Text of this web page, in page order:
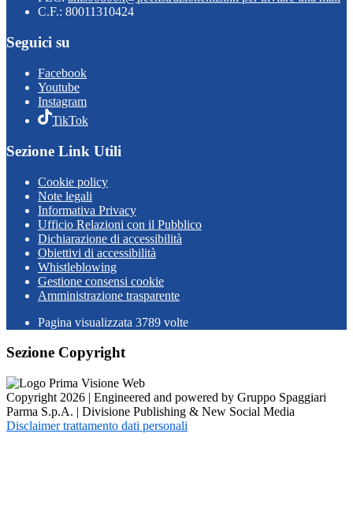
C.F.: 80011310424
Seguici su
Facebook
Youtube
Instagram
TikTok
Sezione Link Utili
Cookie policy
Note legali
Informativa Privacy
Ufficio Relazioni con il Pubblico
Dichiarazione di accessibilità
Obiettivi di accessibilità
Whistleblowing
Gestione consensi cookie
Amministrazione trasparente
Pagina visualizzata 3789 volte
Sezione Copyright
Copyright 2026 | Engineered and powered by Gruppo Spaggiari
Parma S.p.A. | Divisione Publishing & New Social Media
Disclaimer trattamento dati personali